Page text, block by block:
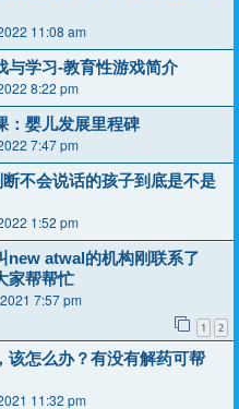
11:08 am
与学习-教育性游戏简介
8:22 pm
：婴儿发展里程碑
7:47 pm
不会说话的孩子到底是不是
1:52 pm
new atwal的机构刚联系了
家帮帮忙
7:57 pm
1 2
该怎么办？有没有解药可帮
11:32 pm